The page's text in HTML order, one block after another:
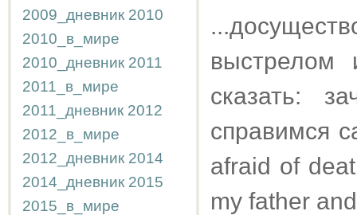
2009_дневник 2010
2010_в_мире
2010_дневник 2011
2011_в_мире
2011_дневник 2012
2012_в_мире
2012_дневник 2014
2014_дневник 2015
2015_в_мире
выстрелом
сказать:
справимся
afraid of
my father